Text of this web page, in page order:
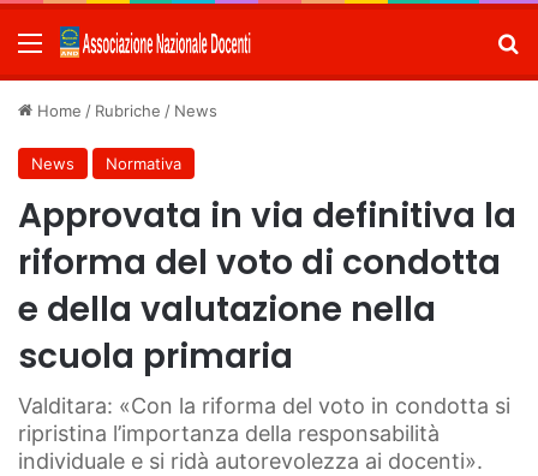
Menu
Home / Rubriche / News
News Normativa
Approvata in via definitiva la
riforma del voto di condotta
e della valutazione nella
scuola primaria
Valditara: «Con la riforma del voto in condotta si
ripristina l’importanza della responsabilità
individuale e si ridà autorevolezza ai docenti».